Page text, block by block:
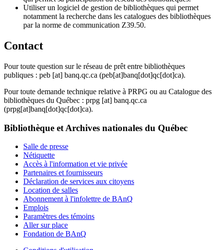
Utiliser un logiciel de gestion de bibliothèques qui permet
notamment la recherche dans les catalogues des bibliothèques
par la norme de communication Z39.50.
Contact
Pour toute question sur le réseau de prêt entre bibliothèques
publiques : peb [at] banq.qc.ca (peb[at]banq[dot]qc[dot]ca).
Pour toute demande technique relative à PRPG ou au Catalogue des
bibliothèques du Québec : prpg [at] banq.qc.ca
(prpg[at]banq[dot]qc[dot]ca).
Bibliothèque et Archives nationales du Québec
Salle de presse
Nétiquette
Accès à l'information et vie privée
Partenaires et fournisseurs
Déclaration de services aux citoyens
Location de salles
Abonnement à l'infolettre de BAnQ
Emplois
Paramètres des témoins
Aller sur place
Fondation de BAnQ